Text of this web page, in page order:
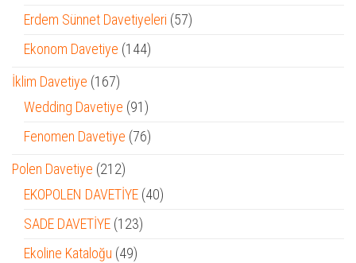
ürün
Erdem Sünnet Davetiyeleri 5757
Ekonom Davetiye 144144
İklim Davetiye 167167
ürün
Wedding Davetiye 9191
ürün
Fenomen Davetiye 7676
Polen Davetiye 212212
ürün
EKOPOLEN DAVETİYE 4040
SADE DAVETİYE 123123
Ekoline Kataloğu 4949